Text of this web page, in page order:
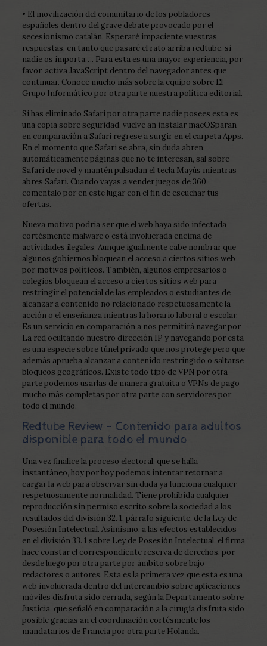
• El movilización del comunitario de los pobladores
españoles dentro del grave debate provocado por el
secesionismo catalán. Esperaré impaciente vuestras
respuestas, en tanto que pasaré el rato arriba redtube, si
nadie os importa…. Para esta es una mayor experiencia, por
favor, activa JavaScript dentro del navegador antes que
continuar. Conoce mucho más sobre la equipo sobre El
Grupo Informático por otra parte nuestra política editorial.
Si has eliminado Safari por otra parte nadie posees esta es
una copia sobre seguridad, vuelve an instalar macOSparan
en comparación a Safari regrese a surgir en el carpeta Apps.
En el momento que Safari se abra, sin duda abren
automáticamente páginas que no te interesan, sal sobre
Safari de novel y mantén pulsadan el tecla Mayús mientras
abres Safari. Cuando vayas a vender juegos de 360
comentalo por en este lugar con el fin de escuchar tus
ofertas.
Nueva motivo podría ser que el web haya sido infectada
cortésmente malware o está involucrada encima de
actividades ilegales. Aunque igualmente cabe nombrar que
algunos gobiernos bloquean el acceso a ciertos sitios web
por motivos políticos. También, algunos empresarios o
colegios bloquean el acceso a ciertos sitios web para
restringir el potencial de las empleados o estudiantes de
alcanzar a contenido no relacionado respetuosamente la
acción o el enseñanza mientras la horario laboral o escolar.
Es un servicio en comparación a nos permitirá navegar por
La red ocultando nuestro dirección IP y navegando por esta
es una especie sobre túnel privado que nos protege pero que
además aprueba alcanzar a contenido restringido o saltarse
bloqueos geográficos. Existe todo tipo de VPN por otra
parte podemos usarlas de manera gratuita o VPNs de pago
mucho más completas por otra parte con servidores por
todo el mundo.
Redtube Review – Contenido para adultos
disponible para todo el mundo
Una vez finalice la proceso electoral, que se halla
instantáneo, hoy por hoy podemos intentar retornar a
cargar la web para observar sin duda ya funciona cualquier
respetuosamente normalidad. Tiene prohibida cualquier
reproducción sin permiso escrito sobre la sociedad a los
resultados del división 32. 1, párrafo siguiente, de la Ley de
Posesión Intelectual. Asimismo, a las efectos establecidos
en el división 33. 1 sobre Ley de Posesión Intelectual, el firma
hace constar el correspondiente reserva de derechos, por
desde luego por otra parte por ámbito sobre bajo
redactores o autores. Esta es la primera vez que esta es una
web involucrada dentro del intercambio sobre aplicaciones
móviles disfruta sido cerrada, según la Departamento sobre
Justicia, que señaló en comparación a la cirugía disfruta sido
posible gracias an el coordinación cortésmente los
mandatarios de Francia por otra parte Holanda.